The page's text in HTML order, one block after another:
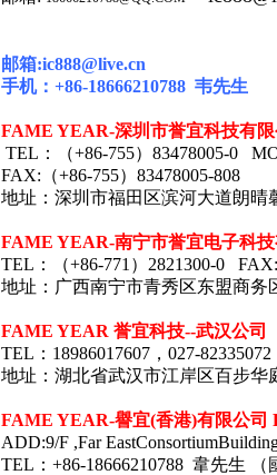
邮箱:ic888@live.cn
手机： +86-18666210788 韦先生
FAME YEAR-深圳市誉宜科技有
TEL ：（+86-755） 83478005-0
FAX: （+86-755） 83478005-808
地址：深圳市福田区滨河大道朗晴
FAME YEAR-南宁市誉宜电子科
TEL ：（+86-771 ） 2821300-0 FAX:
地址：广西南宁市青秀区东盟商务
FAME YEAR 誉宜科技--武汉公司
TEL：18986017607，027-82335072
地址：湖北省武汉市江岸区百步华
FAME YEAR-譽宜(香港)有限公司
ADD:9/F ,Far
TEL：+86-18666210788 韋先生